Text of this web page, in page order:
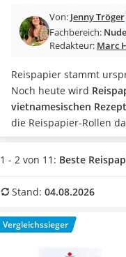
Balsamico-Essig
Schwarzkümmelöl bio
Honig
Gemüsebrühe
Eiskaffee-Pulver
Irischer Whiskey
Grapefruitkernextrakt
Matcha-Set
MCT-Öl
Erythrit
Müsli ohne Zuckerzusatz
Von: Jenny Tröger
Fachbereich:
Redakteur: Marc
Reispapier stammt
Noch heute wird
vietnamesischen
die Reispapier-Rollen
Wählen Sie jetzt
das weniger als zwei
Tag zu konsumieren.
Salzgehalt durchaus
Bluthochdruck
2026 besonders das
1 - 2 von 11: Beste
Stand: 04.08.2026
Vergleichssieger